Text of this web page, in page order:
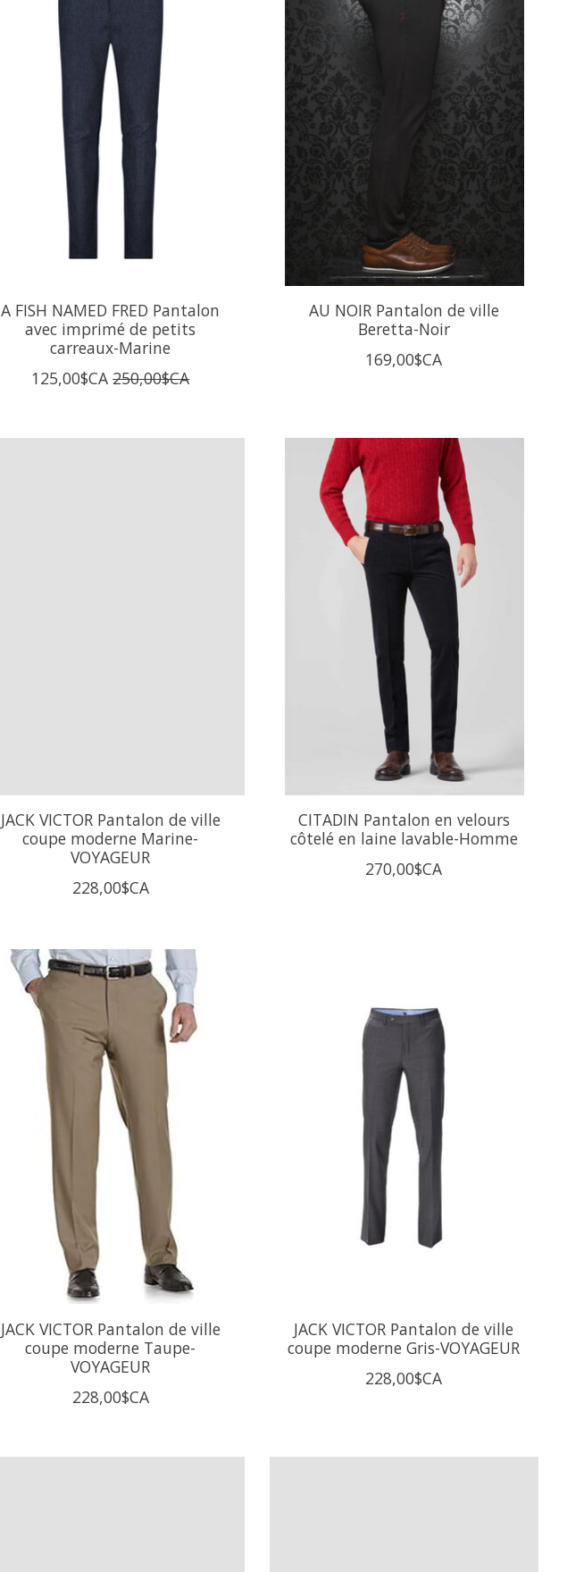
A FISH NAMED FRED Pantalon
avec imprimé de petits
carreaux-Marine
125,00$CA 250,00$CA
AU NOIR Pantalon de ville
Beretta-Noir
169,00$CA
JACK VICTOR Pantalon de ville
coupe moderne Marine-
VOYAGEUR
228,00$CA
CITADIN Pantalon en velours
côtelé en laine lavable-Homme
270,00$CA
JACK VICTOR Pantalon de ville
coupe moderne Taupe-
VOYAGEUR
228,00$CA
JACK VICTOR Pantalon de ville
coupe moderne Gris-VOYAGEUR
228,00$CA